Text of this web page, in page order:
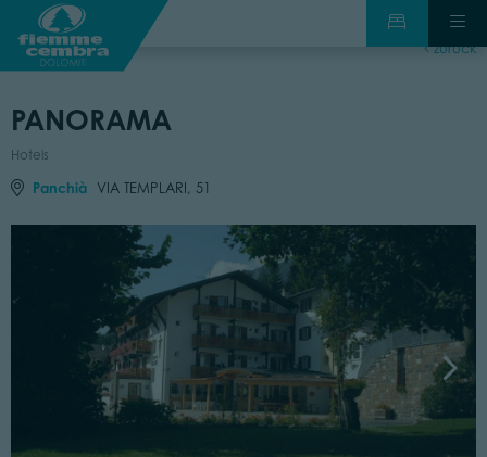
zurück
PANORAMA
Hotels
Panchià VIA TEMPLARI, 51